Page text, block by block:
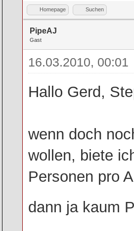
Homepage Suchen
PipeAJ
Gast
16.03.2010, 00:01
Hallo Gerd,
wenn doch
wollen, biete
Personen pro
dann ja kaum